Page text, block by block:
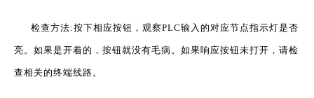
检查方法:按下相应按钮，观察PLC输入的对应节点指示灯是否
亮。如果是开着的，按钮就没有毛病。如果响应按钮未打开，请检
查相关的终端线路。